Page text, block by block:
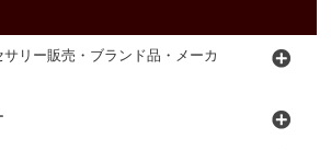
リー販売・ブランド品・メーカ